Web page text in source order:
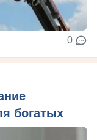
0
богатых